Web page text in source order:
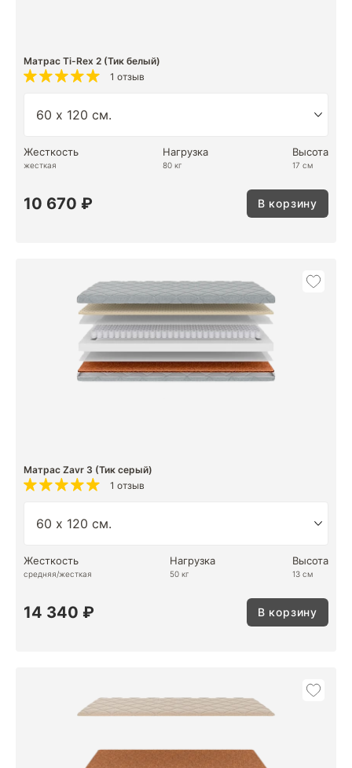
Матрас Ti-Rex 2 (Тик белый)
1 отзыв
Жесткость
жесткая
Нагрузка
80 кг
Высота
17 см
10 670 ₽ В корзину
Матрас Zavr 3 (Тик серый)
1 отзыв
Жесткость
средняя/жесткая
Нагрузка
50 кг
Высота
13 см
14 340 ₽ В корзину